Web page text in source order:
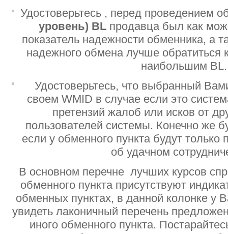
Удостоверьтесь , перед проведением
уровень) BL продавца был как
показатель надежности обменника, а
надежного обмена лучше
наибольшим BL.
Удостоверьтесь, что выбранный
своем WMID в случае если это
претензий жалоб или исков от
пользователей системы. Конечно же
если у обменного пункта будут
об удачном
В основном перечне лучших курсов
обменного пункта присутствуют
обменных пунктах, в данной колонке у
увидеть лаконичный перечень
иного обменного пункта.